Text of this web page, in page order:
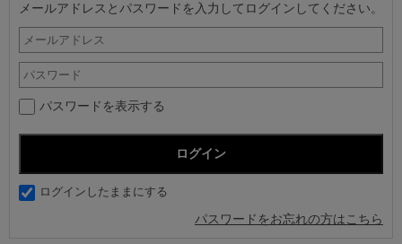
メールアドレスとパスワードを入力してログインしてください。
パスワードを表示する
ログインしたままにする
パスワードをお忘れの方はこちら